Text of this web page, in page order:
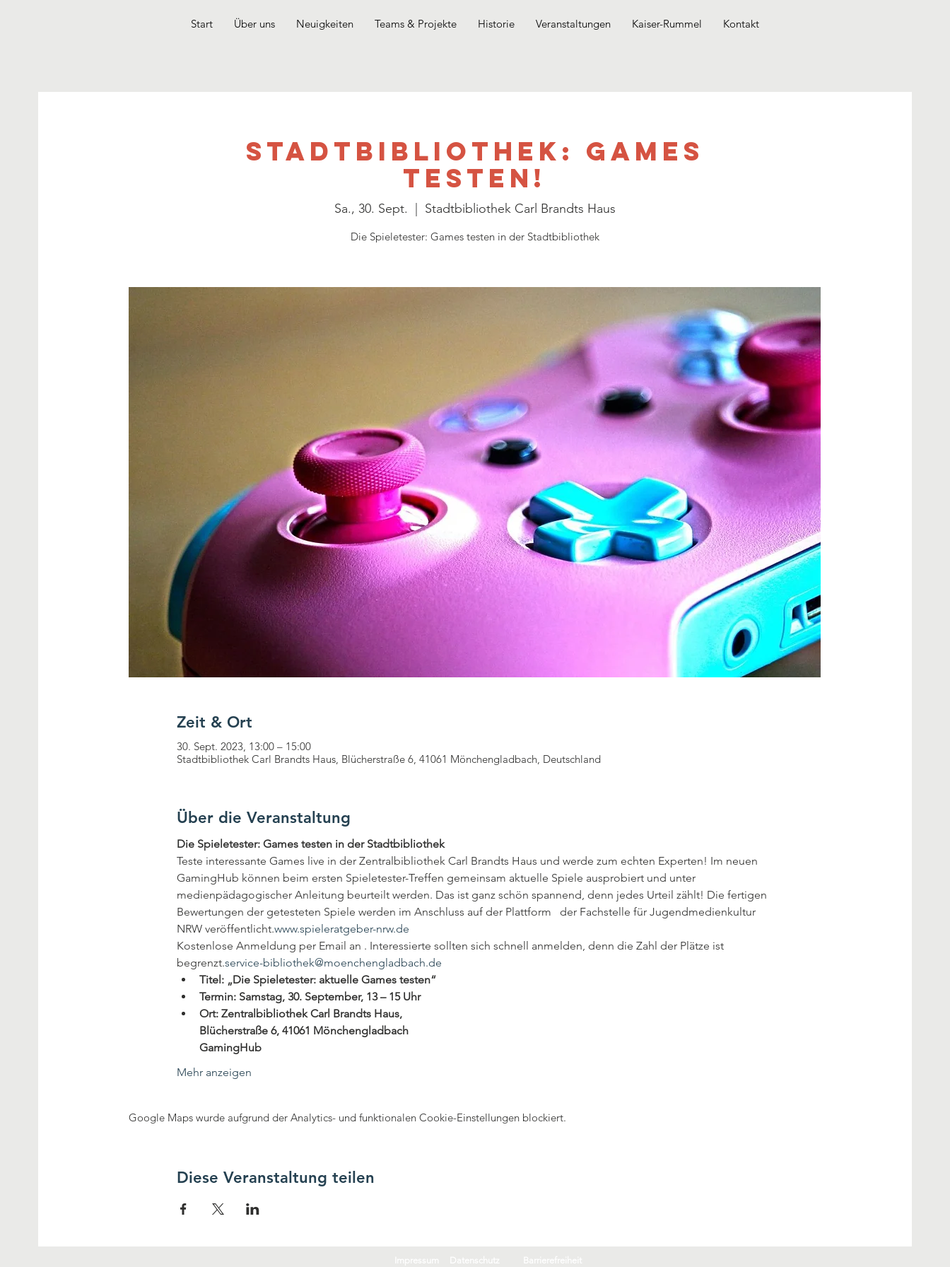
Start Über uns Neuigkeiten Teams & Projekte Historie Veranstaltungen Kaiser-Rummel Kontakt
Stadtbibliothek: Games
testen!
Sa., 30. Sept. Stadtbibliothek Carl Brandts Haus
Die Spieletester: Games testen in der Stadtbibliothek
Zeit & Ort
30. Sept. 2023, 13:00 – 15:00
Stadtbibliothek Carl Brandts Haus, Blücherstraße 6, 41061 Mönchengladbach, Deutschland
Über die Veranstaltung
Die Spieletester: Games testen in der Stadtbibliothek
Teste interessante Games live in der Zentralbibliothek Carl Brandts Haus und werde zum echten Experten! Im neuen
GamingHub können beim ersten Spieletester-Treffen gemeinsam aktuelle Spiele ausprobiert und unter
medienpädagogischer Anleitung beurteilt werden. Das ist ganz schön spannend, denn jedes Urteil zählt! Die fertigen
Bewertungen der getesteten Spiele werden im Anschluss auf der Plattform
der Fachstelle für Jugendmedienkultur
NRW veröffentlicht.www.spieleratgeber-nrw.de
Kostenlose Anmeldung per Email an . Interessierte sollten sich schnell anmelden, denn die Zahl der Plätze ist
begrenzt.service-bibliothek@moenchengladbach.de
Titel: „Die Spieletester: aktuelle Games testen“
Termin: Samstag, 30. September, 13 – 15 Uhr
Ort: Zentralbibliothek Carl Brandts Haus,
Blücherstraße 6, 41061 Mönchengladbach
GamingHub
Mehr anzeigen
Google Maps wurde aufgrund der Analytics- und funktionalen Cookie-Einstellungen blockiert.
Diese Veranstaltung teilen